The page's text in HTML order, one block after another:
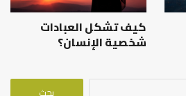
كيف تشكل العبادات
شخصية الإنسان؟
البحث